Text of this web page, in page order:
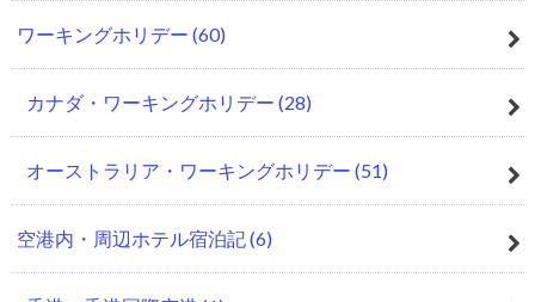
ワーキングホリデー (60)
カナダ・ワーキングホリデー (28)
オーストラリア・ワーキングホリデー (51)
空港内・周辺ホテル宿泊記(6)